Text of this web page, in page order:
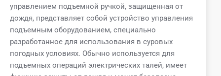
управлением подъемной ручкой, защищенная от
дождя, представляет собой устройство управления
подъемным оборудованием, специально
разработанное для использования в суровых
погодных условиях. Обычно используется для
подъемных операций электрических талей, имеет